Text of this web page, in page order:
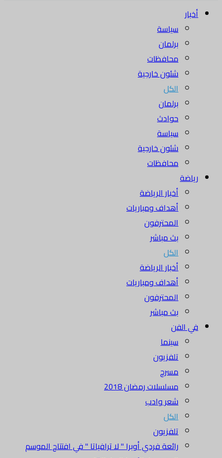
أخبار
سياسة
برلمان
محافظات
شئون خارجية
الكل
برلمان
حوادث
سياسة
شئون خارجية
محافظات
رياضة
أخبار الرياضة
أهداف ومباريات
المحترفون
بث مباشر
الكل
أخبار الرياضة
أهداف ومباريات
المحترفون
بث مباشر
في الفن
سينما
تلفزيون
مسرح
مسلسلات رمضان 2018
شعر وادب
الكل
تلفزيون
رائعة فردي أوبرا " لا ترافياتا " في افتتاح الموسم